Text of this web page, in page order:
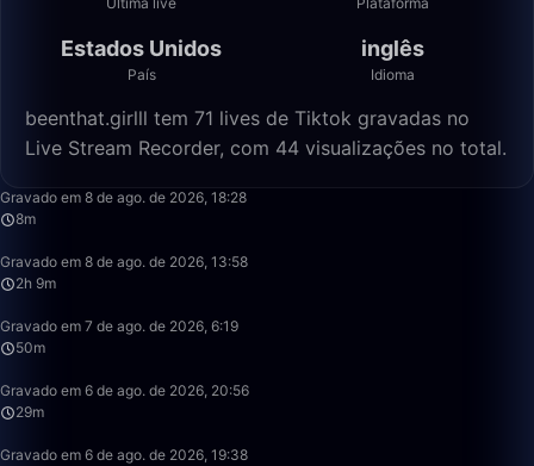
Estados Unidos
País
inglês
Idioma
beenthat.girlll tem 71 lives de Tiktok gravadas no
Live Stream Recorder, com 44 visualizações no total.
Gravado em 8 de ago. de 2026, 18:28
8m
Gravado em 8 de ago. de 2026, 13:58
2h 9m
Gravado em 7 de ago. de 2026, 6:19
50m
Gravado em 6 de ago. de 2026, 20:56
29m
Gravado em 6 de ago. de 2026, 19:38